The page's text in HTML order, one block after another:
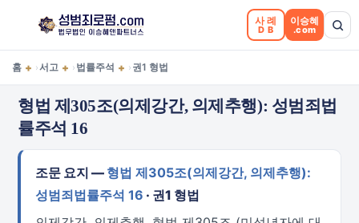
사례
DB
이승혜
.com
홈 + ›서고 + › 법률주석 + › 권1 형법
형법 제305조(의제강간, 의제추행): 성범죄법
률주석 16
조문 요지 — 형법 제305조(의제강간, 의제추행):
성범죄법률주석 16 · 권1 형법